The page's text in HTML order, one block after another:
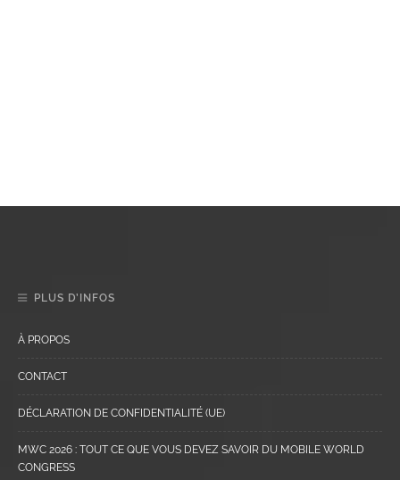
PLUS D’INFOS
À PROPOS
CONTACT
DÉCLARATION DE CONFIDENTIALITÉ (UE)
MWC 2026 : TOUT CE QUE VOUS DEVEZ SAVOIR DU MOBILE WORLD
CONGRESS